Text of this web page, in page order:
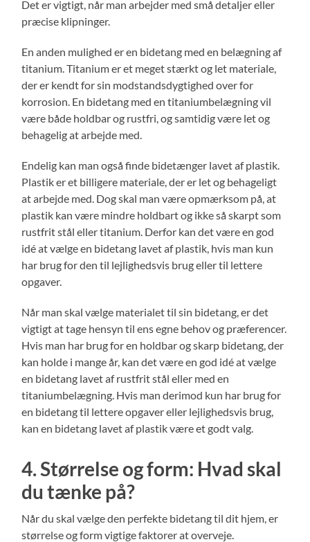
Det er vigtigt, når man arbejder med små detaljer eller
præcise klipninger.
En anden mulighed er en bidetang med en belægning af
titanium. Titanium er et meget stærkt og let materiale,
der er kendt for sin modstandsdygtighed over for
korrosion. En bidetang med en titaniumbelægning vil
være både holdbar og rustfri, og samtidig være let og
behagelig at arbejde med.
Endelig kan man også finde bidetænger lavet af plastik.
Plastik er et billigere materiale, der er let og behageligt
at arbejde med. Dog skal man være opmærksom på, at
plastik kan være mindre holdbart og ikke så skarpt som
rustfrit stål eller titanium. Derfor kan det være en god
idé at vælge en bidetang lavet af plastik, hvis man kun
har brug for den til lejlighedsvis brug eller til lettere
opgaver.
Når man skal vælge materialet til sin bidetang, er det
vigtigt at tage hensyn til ens egne behov og præferencer.
Hvis man har brug for en holdbar og skarp bidetang, der
kan holde i mange år, kan det være en god idé at vælge
en bidetang lavet af rustfrit stål eller med en
titaniumbelægning. Hvis man derimod kun har brug for
en bidetang til lettere opgaver eller lejlighedsvis brug,
kan en bidetang lavet af plastik være et godt valg.
4. Størrelse og form: Hvad skal
du tænke på?
Når du skal vælge den perfekte bidetang til dit hjem, er
størrelse og form vigtige faktorer at overveje.